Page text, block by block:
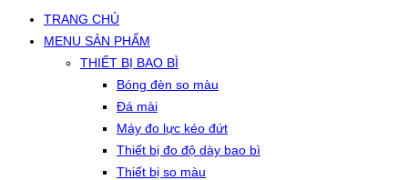
TRANG CHỦ
MENU SẢN PHẨM
THIẾT BỊ BAO BÌ
Bóng đèn so màu
Đá mài
Máy đo lực kéo đứt
Thiết bị đo độ dày bao bì
Thiết bị so màu